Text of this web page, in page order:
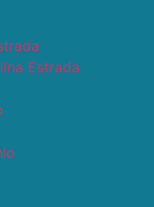
Estrada